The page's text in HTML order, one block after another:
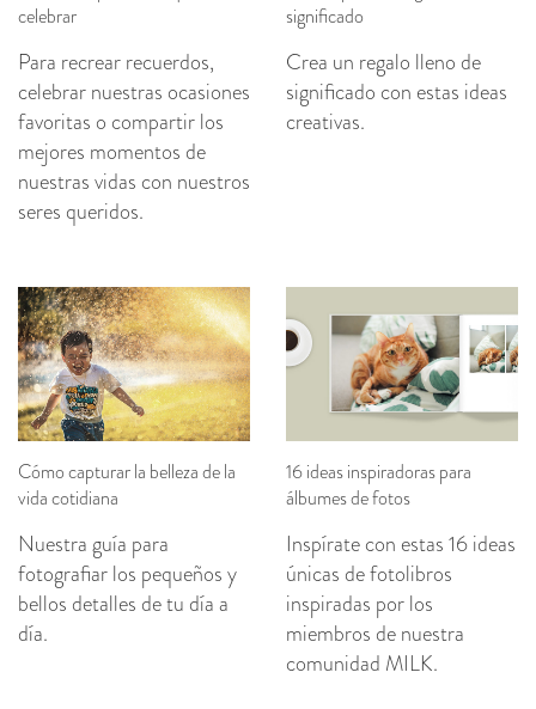
celebrar
Para recrear recuerdos,
celebrar nuestras ocasiones
favoritas o compartir los
mejores momentos de
nuestras vidas con nuestros
seres queridos.
significado
Crea un regalo lleno de
significado con estas ideas
creativas.
Cómo capturar la belleza de la
vida cotidiana
Nuestra guía para
fotografiar los pequeños y
bellos detalles de tu día a
día.
16 ideas inspiradoras para
álbumes de fotos
Inspírate con estas 16 ideas
únicas de fotolibros
inspiradas por los
miembros de nuestra
comunidad MILK.